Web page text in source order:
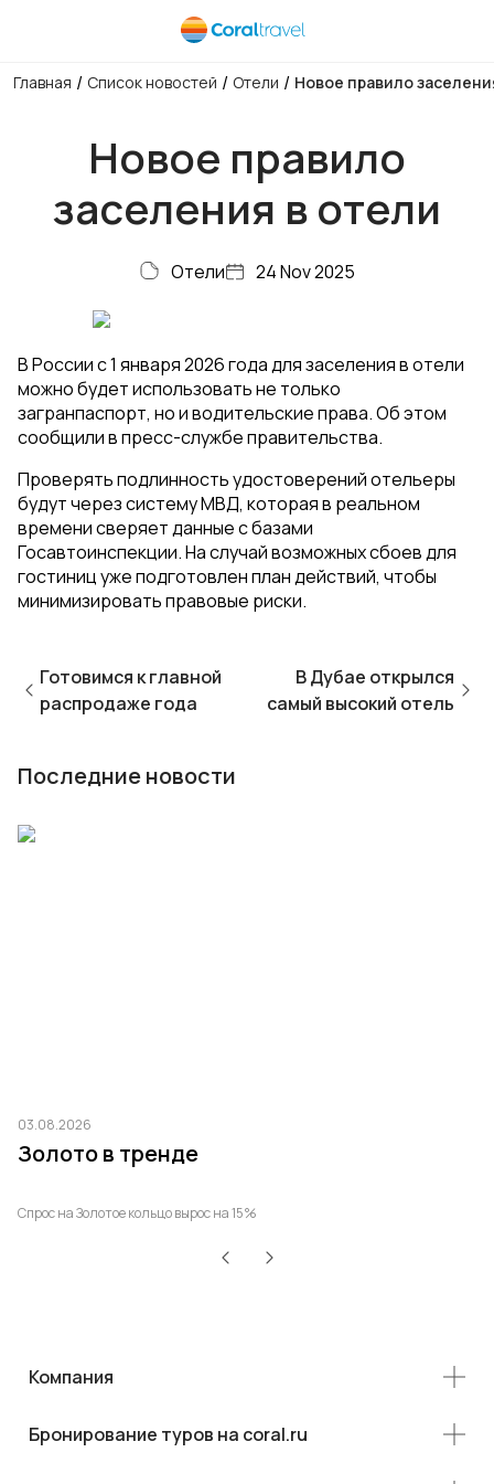
Главная / Список новостей / Отели / Новое правило
Новое правило
заселения в отели
Отели 24 Nov 2025
В России с 1 января 2026 года для заселения в отели
можно будет использовать не только
загранпаспорт, но и водительские права. Об этом
сообщили в пресс-службе правительства.
Проверять подлинность удостоверений отельеры
будут через систему МВД, которая в реальном
времени сверяет данные с базами
Госавтоинспекции. На случай возможных сбоев для
гостиниц уже подготовлен план действий, чтобы
минимизировать правовые риски.
Готовимся к главной
распродаже года
В Дубае открылся
самый высокий отель
Последние новости
03.08.2026
Золото в тренде
Спрос на Золотое кольцо вырос на 15%
Компания
Бронирование туров на coral.ru